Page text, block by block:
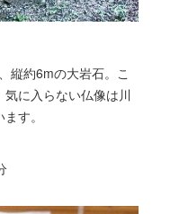
縦約6mの大岩石。こ
に入らない仏像は川
す。